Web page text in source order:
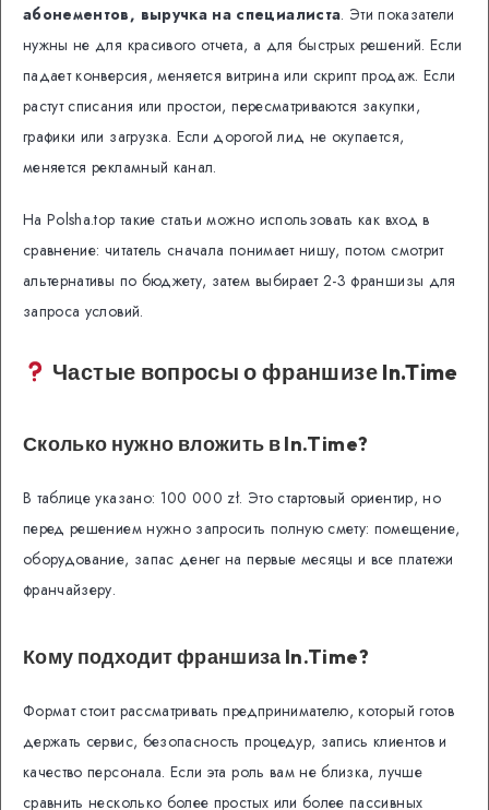
абонементов, выручка на специалиста. Эти показатели
нужны не для красивого отчета, а для быстрых решений. Если
падает конверсия, меняется витрина или скрипт продаж. Если
растут списания или простои, пересматриваются закупки,
графики или загрузка. Если дорогой лид не окупается,
меняется рекламный канал.
На Polsha.top такие статьи можно использовать как вход в
сравнение: читатель сначала понимает нишу, потом смотрит
альтернативы по бюджету, затем выбирает 2-3 франшизы для
запроса условий.
Частые вопросы о франшизе In.Time
Сколько нужно вложить в In.Time?
В таблице указано: 100 000 zł. Это стартовый ориентир, но
перед решением нужно запросить полную смету: помещение,
оборудование, запас денег на первые месяцы и все платежи
франчайзеру.
Кому подходит франшиза In.Time?
Формат стоит рассматривать предпринимателю, который готов
держать сервис, безопасность процедур, запись клиентов и
качество персонала. Если эта роль вам не близка, лучше
сравнить несколько более простых или более пассивных